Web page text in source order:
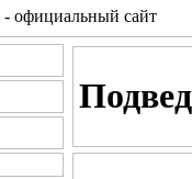
- официальный сайт